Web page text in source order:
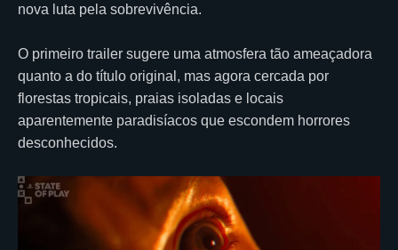
nova luta pela sobrevivência.
O primeiro trailer sugere uma atmosfera tão ameaçadora
quanto a do título original, mas agora cercada por
florestas tropicais, praias isoladas e locais
aparentemente paradisíacos que escondem horrores
desconhecidos.